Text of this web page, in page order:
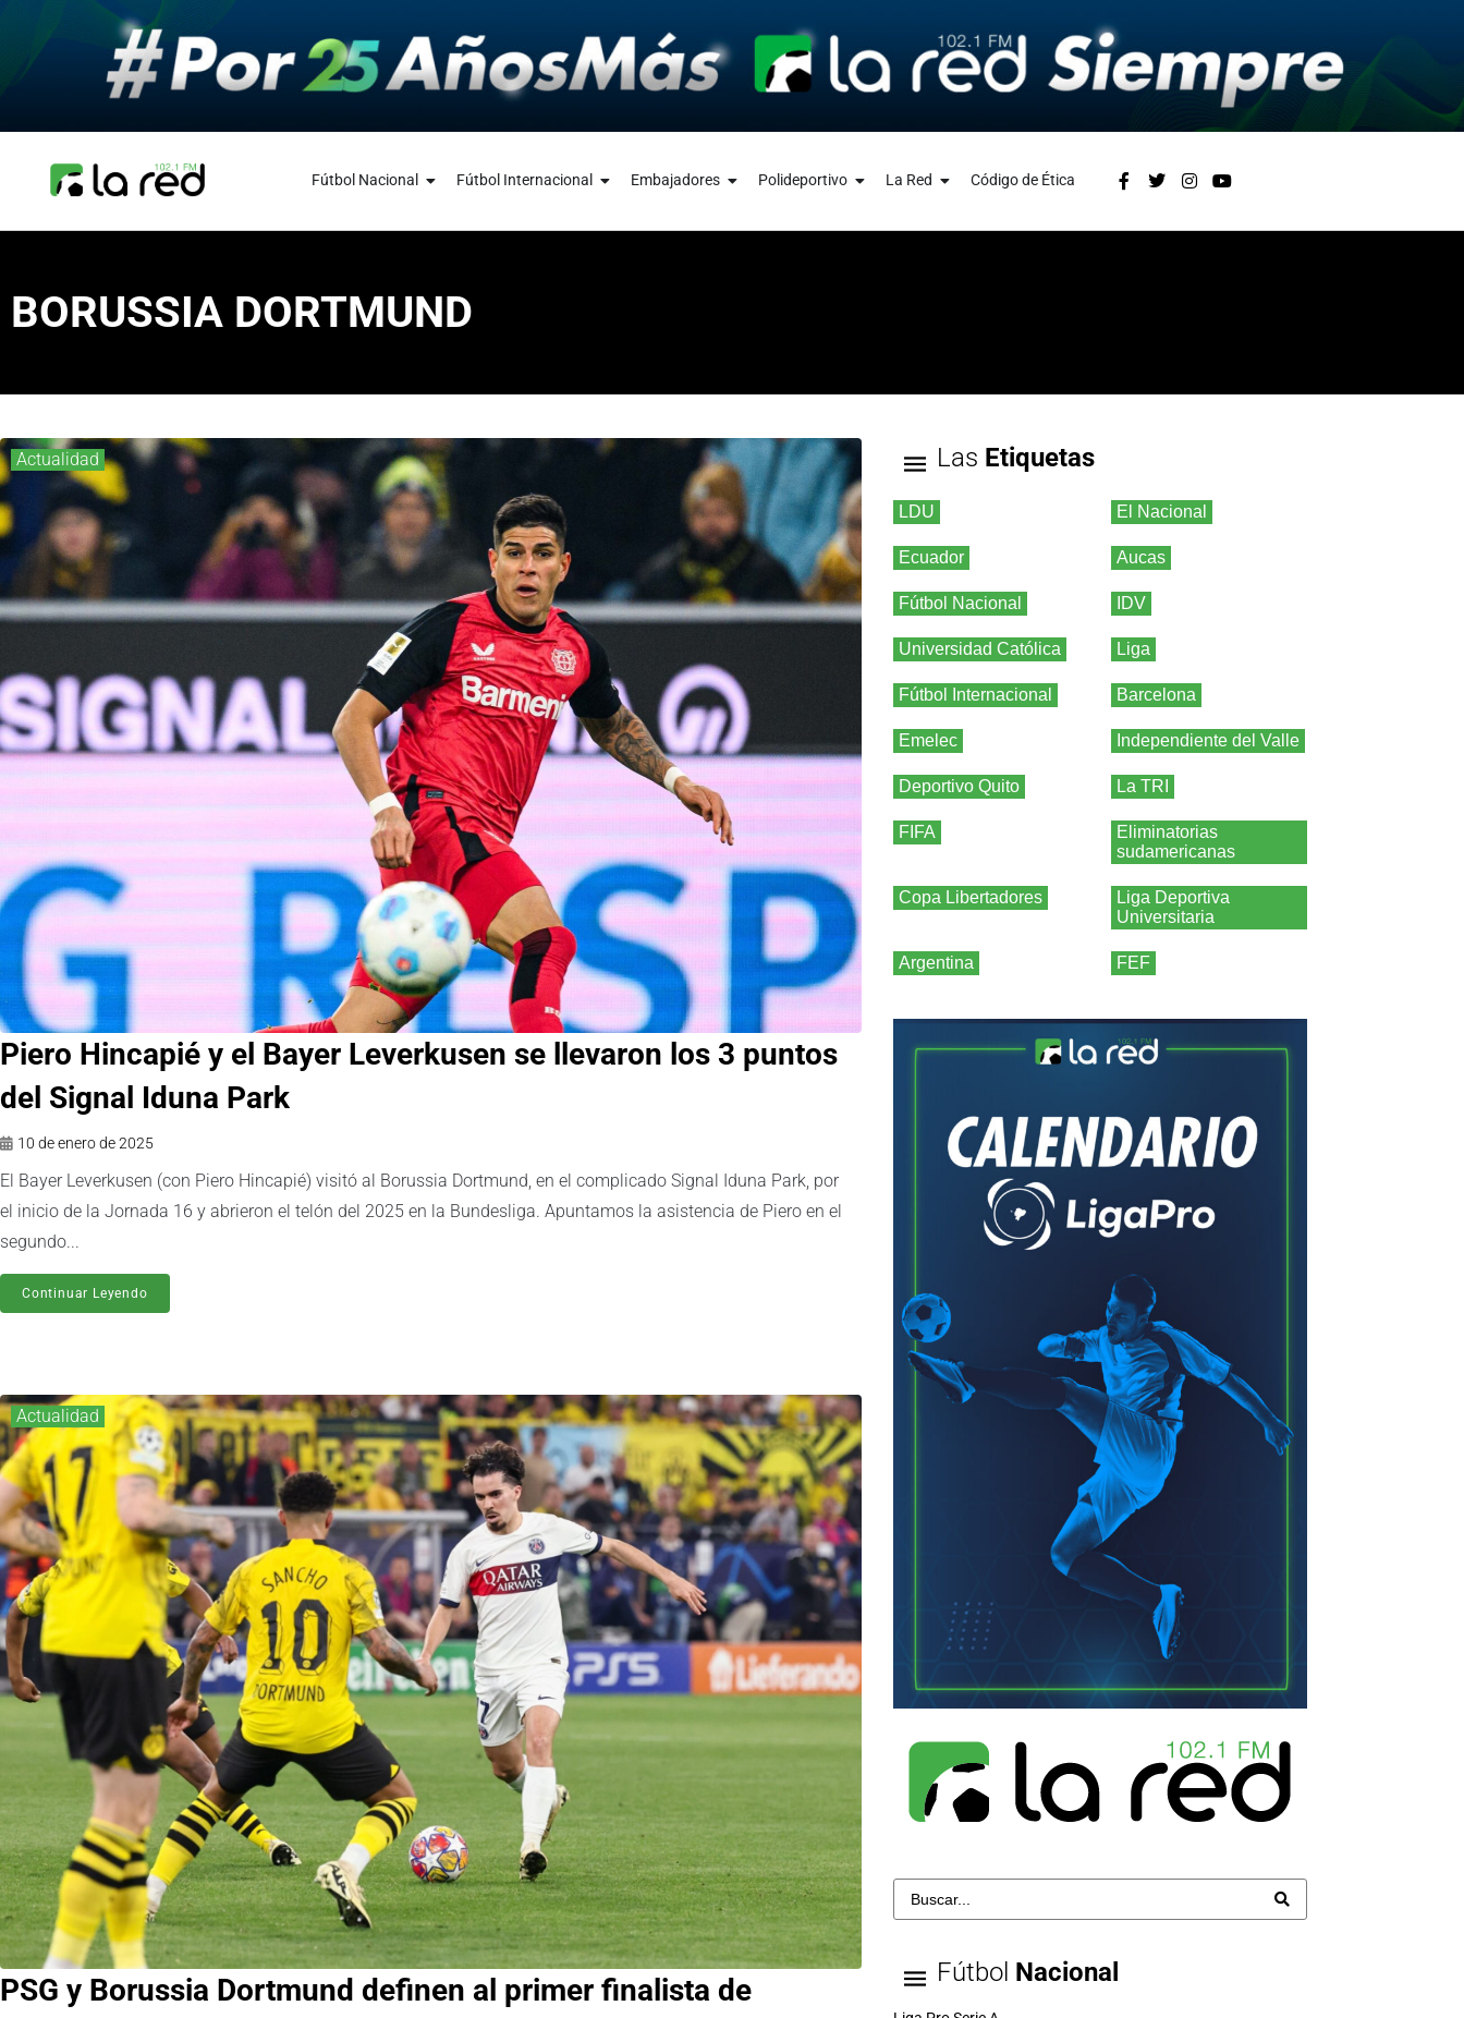
Fútbol Nacional Fútbol Internacional Embajadores Polideportivo La Red Código de Ética
BORUSSIA DORTMUND
Actualidad
Piero Hincapié y el Bayer Leverkusen se llevaron los 3 puntos
del Signal Iduna Park
10 de enero de 2025
El Bayer Leverkusen (con Piero Hincapié) visitó al Borussia Dortmund, en el complicado Signal Iduna Park, por
el inicio de la Jornada 16 y abrieron el telón del 2025 en la Bundesliga. Apuntamos la asistencia de Piero en el
segundo...
Continuar Leyendo
Actualidad
PSG y Borussia Dortmund definen al primer finalista de
Las Etiquetas
LDU El Nacional
Ecuador Aucas
Fútbol Nacional IDV
Universidad Católica Liga
Fútbol Internacional Barcelona
Emelec Independiente del Valle
Deportivo Quito La TRI
FIFA
Eliminatorias
sudamericanas
Copa Libertadores
Liga Deportiva
Universitaria
Argentina FEF
Fútbol Nacional